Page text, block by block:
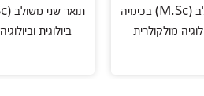
תואר שני משולב (M.Sc) בכימיה
מולקולרית
ביולוגית